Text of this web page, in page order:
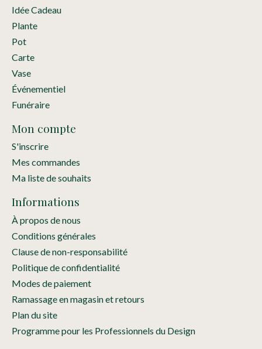
Idée Cadeau
Plante
Pot
Carte
Vase
Événementiel
Funéraire
Mon compte
S'inscrire
Mes commandes
Ma liste de souhaits
Informations
À propos de nous
Conditions générales
Clause de non-responsabilité
Politique de confidentialité
Modes de paiement
Ramassage en magasin et retours
Plan du site
Programme pour les Professionnels du Design